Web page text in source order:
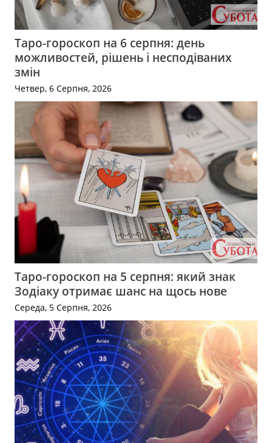
Таро-гороскоп на 6 серпня: день
можливостей, рішень і несподіваних
змін
Четвер, 6 Серпня, 2026
Таро-гороскоп на 5 серпня: який знак
Зодіаку отримає шанс на щось нове
Середа, 5 Серпня, 2026